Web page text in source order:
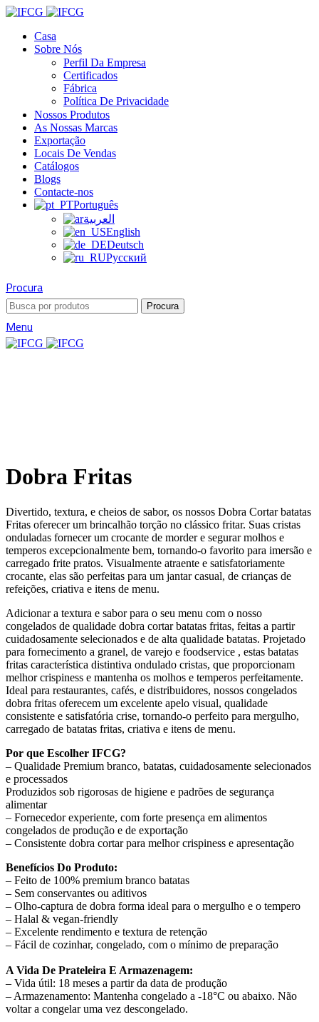
Casa
Sobre Nós
Perfil Da Empresa
Certificados
Fábrica
Política De Privacidade
Nossos Produtos
As Nossas Marcas
Exportação
Locais De Vendas
Catálogos
Blogs
Contacte-nos
Português
العربية
English
Deutsch
Русский
Procura
Procura
Menu
Dobra Fritas
Divertido, textura, e cheios de sabor, os nossos Dobra Cortar batatas
Fritas oferecer um brincalhão torção no clássico fritar. Suas cristas
onduladas fornecer um crocante de morder e segurar molhos e
temperos excepcionalmente bem, tornando-o favorito para imersão e
carregado frite pratos. Visualmente atraente e satisfatoriamente
crocante, elas são perfeitas para um jantar casual, de crianças de
refeições, criativa e itens de menu.
Adicionar a textura e sabor para o seu menu com o nosso
congelados de qualidade dobra cortar batatas fritas, feitas a partir
cuidadosamente selecionados e de alta qualidade batatas. Projetado
para fornecimento a granel, de varejo e foodservice , estas batatas
fritas característica distintiva ondulado cristas, que proporcionam
melhor crispiness e mantenha os molhos e temperos perfeitamente.
Ideal para restaurantes, cafés, e distribuidores, nossos congelados
dobra fritas oferecem um excelente apelo visual, qualidade
consistente e satisfatória crise, tornando-o perfeito para mergulho,
carregado de batatas fritas, criativa e itens de menu.
Por que Escolher IFCG?
– Qualidade Premium branco, batatas, cuidadosamente selecionados
e processados
Produzidos sob rigorosas de higiene e padrões de segurança
alimentar
– Fornecedor experiente, com forte presença em alimentos
congelados de produção e de exportação
– Consistente dobra cortar para melhor crispiness e apresentação
Benefícios Do Produto:
– Feito de 100% premium branco batatas
– Sem conservantes ou aditivos
– Olho-captura de dobra forma ideal para o mergulho e o tempero
– Halal & vegan-friendly
– Excelente rendimento e textura de retenção
– Fácil de cozinhar, congelado, com o mínimo de preparação
A Vida De Prateleira E Armazenagem:
– Vida útil: 18 meses a partir da data de produção
– Armazenamento: Mantenha congelado a -18°C ou abaixo. Não
voltar a congelar uma vez descongelado.